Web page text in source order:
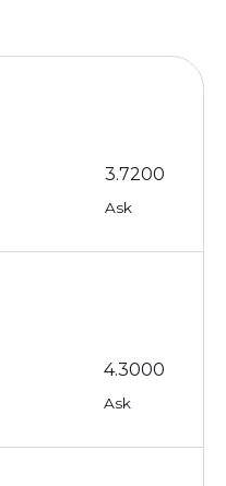
3.7200
Ask
4.3000
Ask